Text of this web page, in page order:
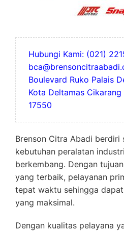
Hubungi Kami: (021)
Boulevard Ruko Palais
Kota Deltamas Cikarang
17550
Brenson Citra Abadi berdiri
kebutuhan peralatan
berkembang. Dengan
yang terbaik, pelayanan
tepat waktu sehingga
yang maksimal.
Dengan kualitas pelayana